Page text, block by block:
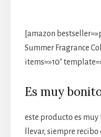
[amazon
Summer Fragrance
items=»10″
Es muy
este producto es
llevar, siempre